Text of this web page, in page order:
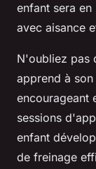
enfant sera
avec aisance
N'oubliez pas
apprend à
encourageant
sessions
enfant
de freinage